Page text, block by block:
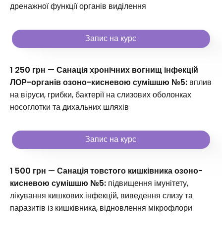
дренажної функції органів виділення
Запис на курс
1 250 грн — Санація хронічних вогнищ інфекцій
ЛОР-органів озоно-кисневою сумішшю №5: вплив
на віруси, грибки, бактерії на слизових оболонках
носоглотки та дихальних шляхів
Запис на курс
1 500 грн — Санація товстого кишківника озоно-
кисневою сумішшю №5: підвищення імунітету,
лікування кишкових інфекцій, виведення слизу та
паразитів із кишківника, відновлення мікрофлори